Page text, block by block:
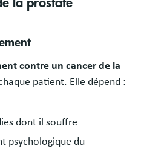
la prostate
contre un cancer de la
patient. Elle dépend :
dont il souffre
psychologique du